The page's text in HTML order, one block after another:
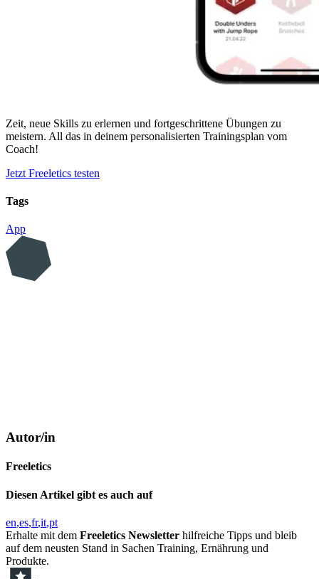
Zeit, neue Skills zu erlernen und fortgeschrittene Übungen zu
meistern. All das in deinem personalisierten Trainingsplan vom
Coach!
Jetzt Freeletics testen
Tags
App
Autor/in
Freeletics
Diesen Artikel gibt es auch auf
en es fr it pt
Erhalte mit dem Freeletics Newsletter hilfreiche Tipps und bleib
auf dem neusten Stand in Sachen Training, Ernährung und
Produkte.